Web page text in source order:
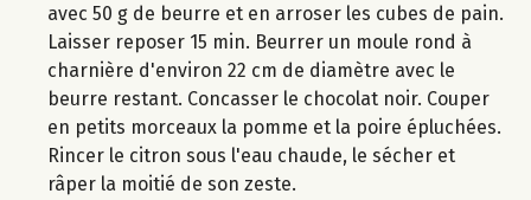
avec 50 g de beurre et en arroser les cubes de pain.
Laisser reposer 15 min. Beurrer un moule rond à
charnière d'environ 22 cm de diamètre avec le
beurre restant. Concasser le chocolat noir. Couper
en petits morceaux la pomme et la poire épluchées.
Rincer le citron sous l'eau chaude, le sécher et
râper la moitié de son zeste.